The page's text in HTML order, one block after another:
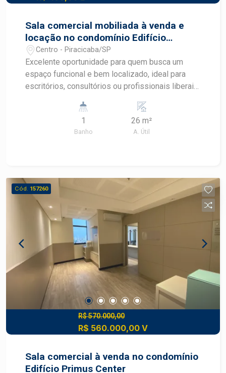
Sala comercial mobiliada à venda e
locação no condomínio Edifício
Kennedy na Praça José Bonifácio em
Piracicaba
Centro - Piracicaba/SP
Excelente oportunidade para quem busca um
espaço funcional e bem localizado, ideal para
escritórios, consultórios ou profissionais liberais.
ambientes, proporcionando melhor organização e
praticidade no dia a dia; Ar-condicionado,
garantindo conforto térmico em todas as
negócio ou como investimento, em um endereço
estratégico com excelente potencial de
valorização. Agende uma visita e conheça essa
excelente oportunidade!
1
Banho
26 m²
A. Útil
Cód. 157260
R$ 570.000,00
R$ 560.000,00 V
Sala comercial à venda no condomínio
Edifício Primus Center